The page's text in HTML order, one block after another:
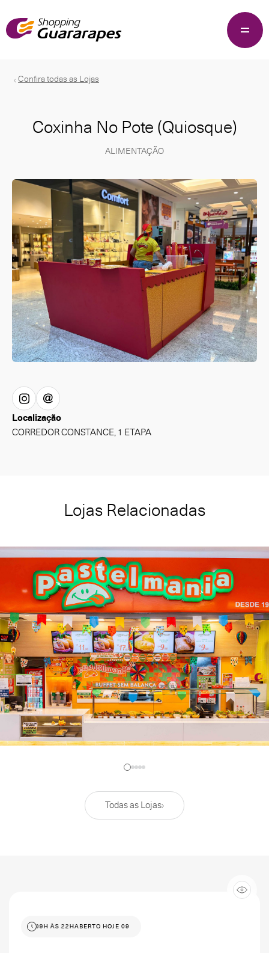
Confira todas as Lojas
Coxinha No Pote (quiosque)
ALIMENTAÇÃO
Localização
CORREDOR CONSTANCE, 1 ETAPA
Lojas Relacionadas
Todas as Lojas
HOJE 09H ÀS 22HABERTO HOJE 09H ÀS 22H